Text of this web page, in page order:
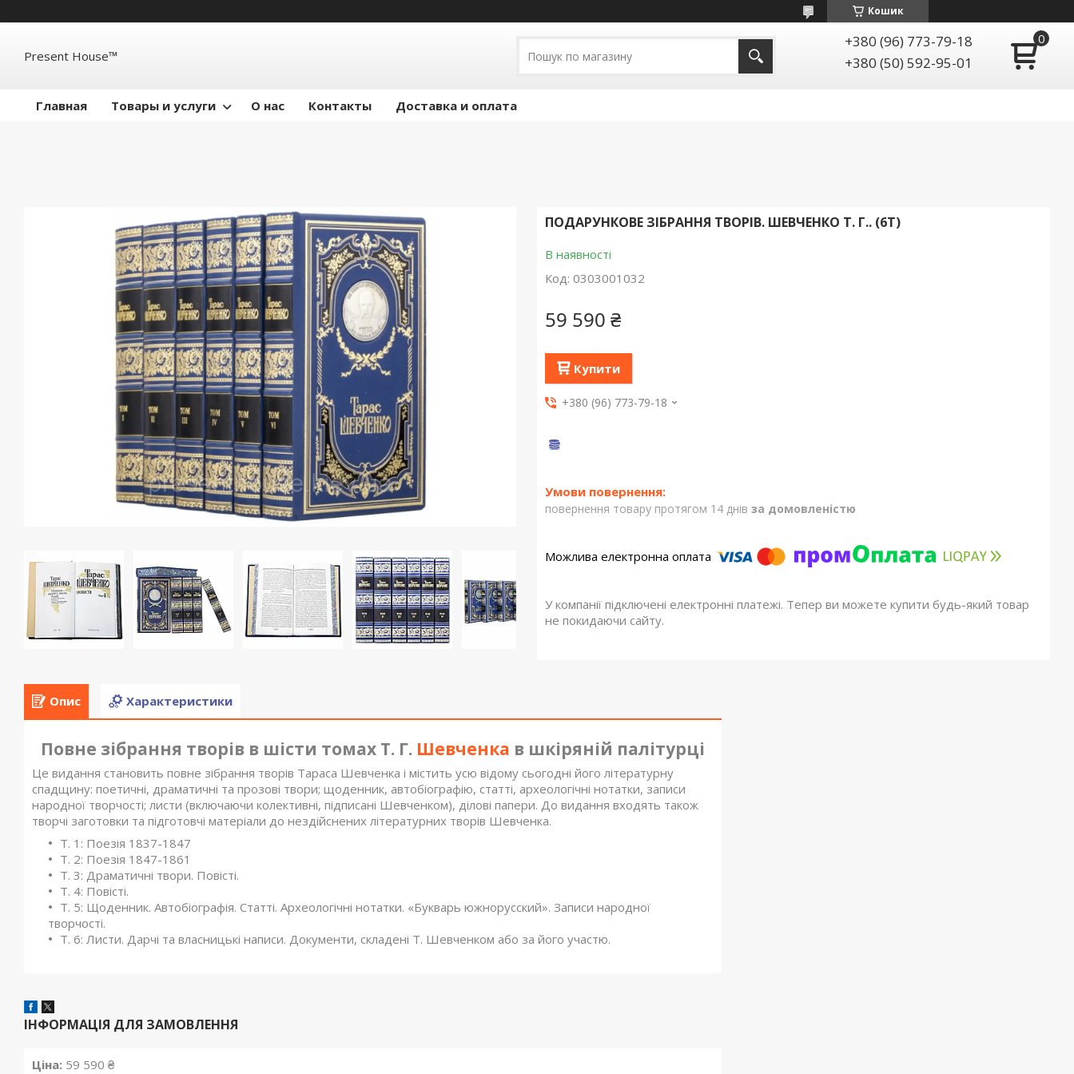
Кошик
Present House™
+380 (96) 773-79-18
+380 (50) 592-95-01
Главная Товары и услуги О нас Контакты Доставка и оплата
ПОДАРУНКОВЕ ЗІБРАННЯ ТВОРІВ. ШЕВЧЕНКО Т. Г.. (6Т)
В наявності
Код: 0303001032
59 590 ₴
Купити
+380 (96) 773-79-18
повернення товару протягом 14 днів за домовленістю
У компанії підключені електронні платежі. Тепер ви можете купити будь-який товар
не покидаючи сайту.
Опис Характеристики
Повне зібрання творів в шісти томах Т. Г. Шевченка в шкіряній палітурці
Це видання становить повне зібрання творів Тараса Шевченка і містить усю відому сьогодні його літературну
спадщину: поетичні, драматичні та прозові твори; щоденник, автобіографію, статті, археологічні нотатки, записи
народної творчості; листи (включаючи колективні, підписані Шевченком), ділові папери. До видання входять також
творчі заготовки та підготовчі матеріали до нездійснених літературних творів Шевченка.
Т. 1: Поезія 1837-1847
Т. 2: Поезія 1847-1861
Т. 3: Драматичні твори. Повісті.
Т. 4: Повісті.
Т. 5: Щоденник. Автобіографія. Статті. Археологічні нотатки. «Букварь южнорусский». Записи народної
творчості.
Т. 6: Листи. Дарчі та власницькі написи. Документи, складені Т. Шевченком або за його участю.
ІНФОРМАЦІЯ ДЛЯ ЗАМОВЛЕННЯ
Ціна: 59 590 ₴